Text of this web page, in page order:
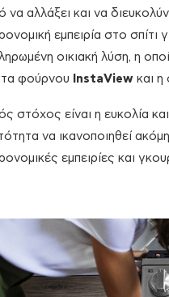
να αλλάξει και να
εμπειρία στο σπίτι
οικιακή λύση, η
φούρνου
InstaView και η
στόχος είναι η ευκολία
να ικανοποιηθεί
εμπειρίες και